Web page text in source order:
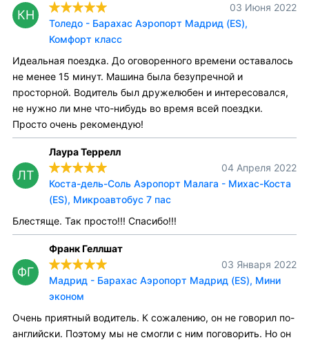
КН
03 Июня 2022
Толедо - Барахас Аэропорт Мадрид (ES),
Комфорт класс
Идеальная поездка. До оговоренного времени оставалось
не менее 15 минут. Машина была безупречной и
просторной. Водитель был дружелюбен и интересовался,
не нужно ли мне что-нибудь во время всей поездки.
Просто очень рекомендую!
ЛТ
Лаура Террелл
04 Апреля 2022
Коста-дель-Соль Аэропорт Малага - Михас-Коста
(ES), Микроавтобус 7 пас
Блестяще. Так просто!!! Спасибо!!!
ФГ
Франк Геллшат
03 Января 2022
Мадрид - Барахас Аэропорт Мадрид (ES), Мини
эконом
Очень приятный водитель. К сожалению, он не говорил по-
английски. Поэтому мы не смогли с ним поговорить. Но он